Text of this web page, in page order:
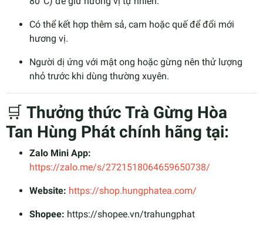
Có thể kết hợp thêm sả, cam hoặc quế để đổi mới
hương vị.
Người dị ứng với mật ong hoặc gừng nên thử lượng
nhỏ trước khi dùng thường xuyên.
🛒 Thưởng thức Trà Gừng Hòa
Tan Hùng Phát chính hãng tại:
Zalo Mini App:
https://zalo.me/s/2721518064659650738/
Website: https://shop.hungphatea.com/
Shopee: https://shopee.vn/trahungphat